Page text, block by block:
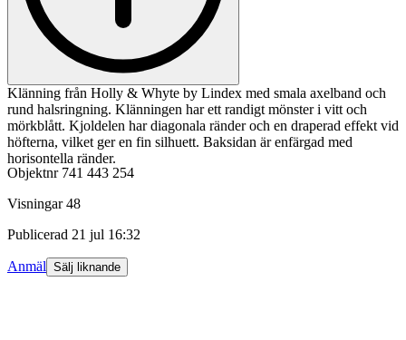
Klänning från Holly & Whyte by Lindex med smala axelband och
rund halsringning. Klänningen har ett randigt mönster i vitt och
mörkblått. Kjoldelen har diagonala ränder och en draperad effekt vid
höfterna, vilket ger en fin silhuett. Baksidan är enfärgad med
horisontella ränder.
Objektnr 741 443 254
Visningar 48
Publicerad 21 jul 16:32
Anmäl Sälj liknande